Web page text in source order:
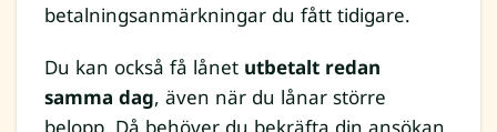
betalningsanmärkningar du fått tidigare.
Du kan också få lånet utbetalt redan
samma dag, även när du lånar större